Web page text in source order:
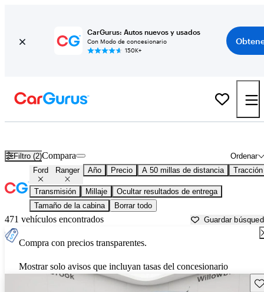
CarGurus: Autos nuevos y usados
Con Modo de concesionario
150K+
Filtro (2) Ordenar
Compara
Ford Ranger Año Precio A 50 millas de distancia Tracción
Transmisión Millaje
Ocultar resultados de entrega
Tamaño de la cabina
Borrar todo
471 vehículos encontrados Guardar
Compra con precios transparentes.
Mostrar solo avisos que incluyan tasas del concesionario